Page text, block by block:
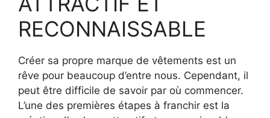
RECONNAISSABLE
Créer sa propre marque de vêtements est un
rêve pour beaucoup d’entre nous. Cependant, il
peut être difficile de savoir par où commencer.
L’une des premières étapes à franchir est la